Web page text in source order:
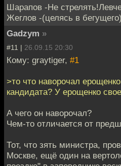
Шарапов -Не
Жеглов -(целясь в
Gadzym »
#11 | 26.09.15 20:30
Кому: graytiger, #1
>то что наворочал
кандидата? У ерощенко
А чего он наворочал?
Чем-то отличается от
Тот, что зять министра,
Москве, ещё один на